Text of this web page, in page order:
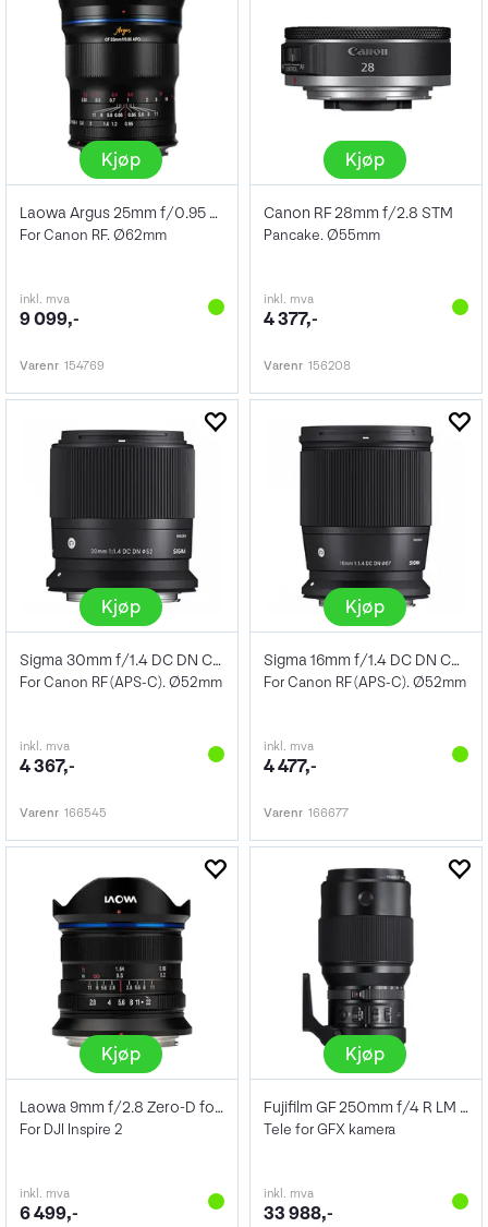
Kjøp
Laowa Argus 25mm f/0.95 CF APO
For Canon RF. Ø62mm
inkl. mva
9 099,-
Varenr 154769
Kjøp
Canon RF 28mm f/2.8 STM
Pancake. Ø55mm
inkl. mva
4 377,-
Varenr 156208
Kjøp
Sigma 30mm f/1.4 DC DN Contemporary
For Canon RF (APS-C). Ø52mm
inkl. mva
4 367,-
Varenr 166545
Kjøp
Sigma 16mm f/1.4 DC DN Contemporary RF
For Canon RF (APS-C). Ø52mm
inkl. mva
4 477,-
Varenr 166677
Kjøp
Laowa 9mm f/2.8 Zero-D for DJI
For DJI Inspire 2
inkl. mva
6 499,-
Kjøp
Fujifilm GF 250mm f/4 R LM OIS WR
Tele for GFX kamera
inkl. mva
33 988,-